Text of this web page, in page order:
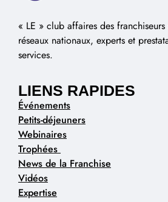
« LE » club affaires des franchiseurs
réseaux nationaux, experts et
services.
LIENS RAPIDES
Événements
Petits-déjeuners
Webinaires
Trophées
News de la Franchise
Vidéos
Expertise